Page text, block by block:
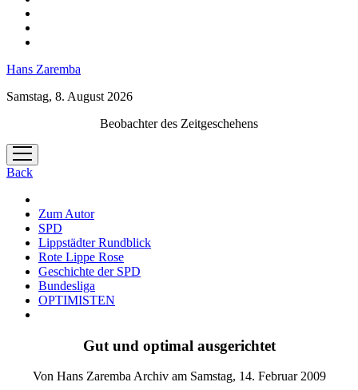
Hans Zaremba
Samstag, 8. August 2026
Beobachter des Zeitgeschehens
Menü
öffnen
Back
Zum Autor
SPD
Lippstädter Rundblick
Rote Lippe Rose
Geschichte der SPD
Bundesliga
OPTIMISTEN
Gut und optimal ausgerichtet
Von Hans Zaremba Archiv am Samstag, 14. Februar 2009